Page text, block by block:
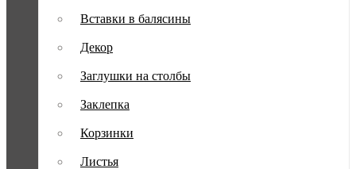
Вставки в балясины
Декор
Заглушки на столбы
Заклепка
Корзинки
Листья